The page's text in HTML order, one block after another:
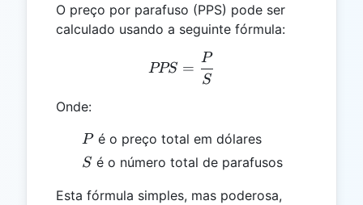
O preço por parafuso (PPS) pode ser
calculado usando a seguinte fórmula:
PPS = \frac{P}{S}
PPS =
S
P
Onde:
P
Pé o preço total em dólares
S
S é o número total de parafusos
Esta fórmula simples, mas poderosa,